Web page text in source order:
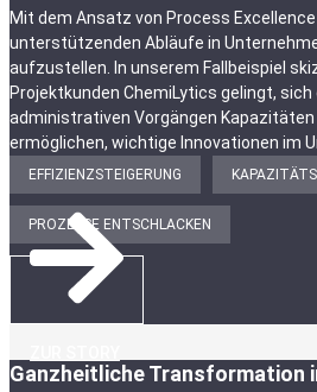
Mit dem Ansatz von Process
unterstützenden Abläufe in
aufzustellen. In unserem Fallbeispiel
Projektkunden ChemiLytics gelingt,
administrativen Vorgängen Kapazitäten
ermöglichen, wichtige Innovationen im
EFFIZIENZSTEIGERUNG
PROZESSE ENTSCHLACKEN
Ganzheitliche Transformation